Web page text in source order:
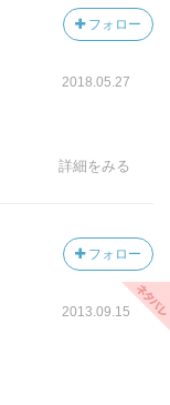
フォロー
2018.05.27
詳細をみる
フォロー
2013.09.15